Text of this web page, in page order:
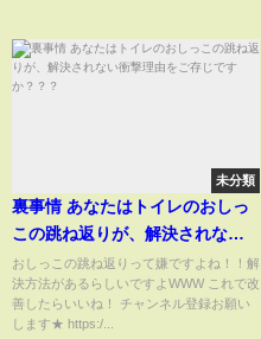
未分類
裏事情 あなたはトイレのおしっ
この跳ね返りが、解決されない
衝撃理由をご存じですか？？？
おしっこの跳ね返りって嫌ですよね！！解
決方法があるらしいですよWWW これで改
善したらいいね！ チャンネル登録お願い
します★ https:/...